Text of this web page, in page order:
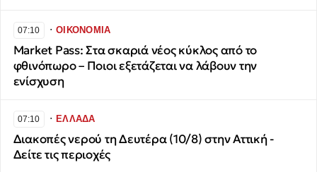
07:10 ∙ΟΙΚΟΝΟΜΙΑ
Market Pass: Στα σκαριά νέος κύκλος από το
φθινόπωρο – Ποιοι εξετάζεται να λάβουν την
ενίσχυση
07:10 ∙ΕΛΛΑΔΑ
Διακοπές νερού τη Δευτέρα (10/8) στην Αττική -
Δείτε τις περιοχές